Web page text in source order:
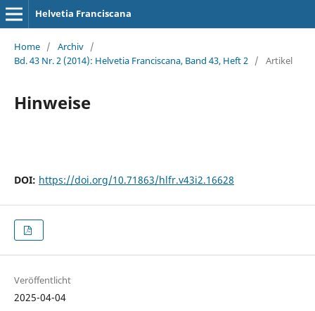
Helvetia Franciscana
Home / Archiv /
Bd. 43 Nr. 2 (2014): Helvetia Franciscana, Band 43, Heft 2 / Artikel
Hinweise
DOI: https://doi.org/10.71863/hlfr.v43i2.16628
Veröffentlicht
2025-04-04